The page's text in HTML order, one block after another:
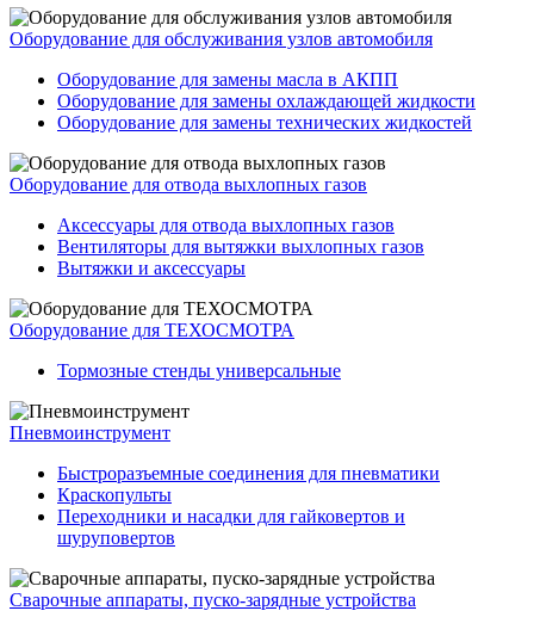
Оборудование для обслуживания узлов автомобиля
Оборудование для замены масла в АКПП
Оборудование для замены охлаждающей жидкости
Оборудование для замены технических жидкостей
Оборудование для отвода выхлопных газов
Аксессуары для отвода выхлопных газов
Вентиляторы для вытяжки выхлопных газов
Вытяжки и аксессуары
Оборудование для ТЕХОСМОТРА
Тормозные стенды универсальные
Пневмоинструмент
Быстроразъемные соединения для пневматики
Краскопульты
Переходники и насадки для гайковертов и
шуруповертов
Сварочные аппараты, пуско-зарядные устройства